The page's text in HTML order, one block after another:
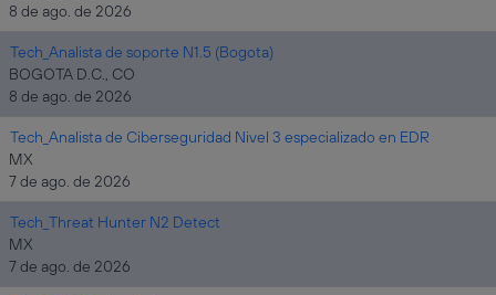
8 de ago. de 2026
Tech_Analista de soporte N1.5 (Bogota)
BOGOTA D.C., CO
8 de ago. de 2026
Tech_Analista de Ciberseguridad Nivel 3 especializado en EDR
MX
7 de ago. de 2026
Tech_Threat Hunter N2 Detect
MX
7 de ago. de 2026